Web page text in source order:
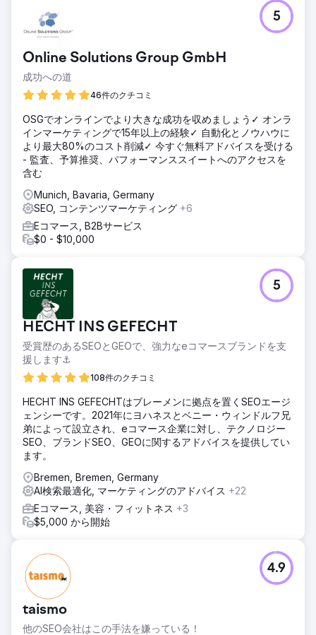
Online Solutions Group GmbH
成功への道
46件のクチコミ
5
OSGでオンラインでより大きな成功を収めましょう✓ オンラ
インマーケティングで15年以上の経験✓ 自動化とノウハウに
より最大80%のコスト削減✓ 今すぐ無料アドバイスを受ける
- 監査、予算推奨、パフォーマンススイートへのアクセスを
含む
Munich, Bavaria, Germany
SEO, コンテンツマーケティング +6
Eコマース, B2Bサービス
$0 - $10,000
HECHT INS GEFECHT
受賞歴のあるSEOとGEOで、強力なeコマースブランドを支
援します⚓️
108件のクチコミ
5
HECHT INS GEFECHTはブレーメンに拠点を置くSEOエージ
ェンシーです。2021年にヨハネスとベニー・ウィンドルフ兄
弟によって設立され、eコマース企業に対し、テクノロジー
SEO、ブランドSEO、GEOに関するアドバイスを提供してい
ます。
Bremen, Bremen, Germany
AI検索最適化, マーケティングのアドバイス +22
Eコマース, 美容・フィットネス +3
$5,000 から開始
taismo
他のSEO会社はこの手法を嫌っている！
4.9